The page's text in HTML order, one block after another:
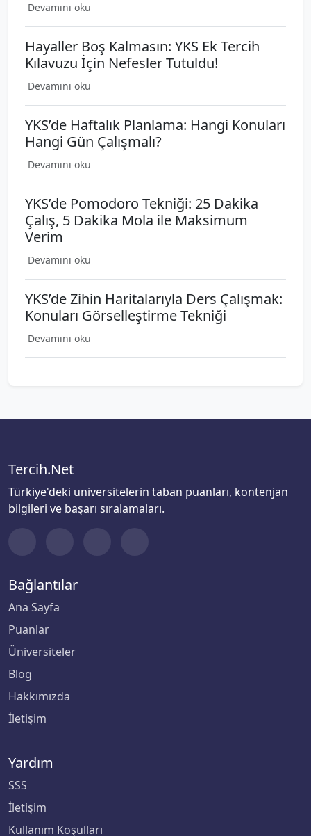
Devamını oku
Hayaller Boş Kalmasın: YKS Ek Tercih
Kılavuzu İçin Nefesler Tutuldu!
Devamını oku
YKS’de Haftalık Planlama: Hangi Konuları
Hangi Gün Çalışmalı?
Devamını oku
YKS’de Pomodoro Tekniği: 25 Dakika
Çalış, 5 Dakika Mola ile Maksimum
Verim
Devamını oku
YKS’de Zihin Haritalarıyla Ders Çalışmak:
Konuları Görselleştirme Tekniği
Devamını oku
Tercih.Net
Türkiye'deki üniversitelerin taban puanları, kontenjan
bilgileri ve başarı sıralamaları.
Bağlantılar
Ana Sayfa
Puanlar
Üniversiteler
Blog
Hakkımızda
İletişim
Yardım
SSS
İletişim
Kullanım Koşulları